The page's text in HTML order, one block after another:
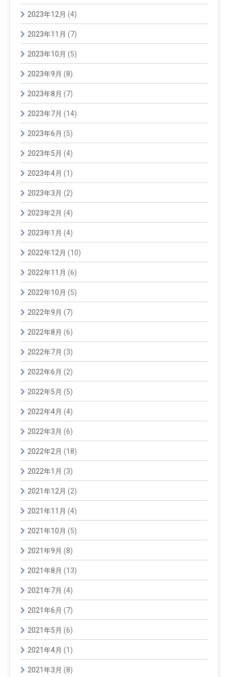
2023年12月 (4)
2023年11月 (7)
2023年10月 (5)
2023年9月 (8)
2023年8月 (7)
2023年7月 (14)
2023年6月 (5)
2023年5月 (4)
2023年4月 (1)
2023年3月 (2)
2023年2月 (4)
2023年1月 (4)
2022年12月 (10)
2022年11月 (6)
2022年10月 (5)
2022年9月 (7)
2022年8月 (6)
2022年7月 (3)
2022年6月 (2)
2022年5月 (5)
2022年4月 (4)
2022年3月 (6)
2022年2月 (18)
2022年1月 (3)
2021年12月 (2)
2021年11月 (4)
2021年10月 (5)
2021年9月 (8)
2021年8月 (13)
2021年7月 (4)
2021年6月 (7)
2021年5月 (6)
2021年4月 (1)
2021年3月 (8)